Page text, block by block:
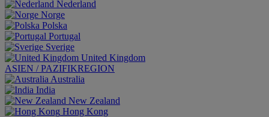
Nederland
Norge
Polska
Portugal
Sverige
United Kingdom
ASIEN / PAZIFIKREGION
Australia
India
New Zealand
Hong Kong